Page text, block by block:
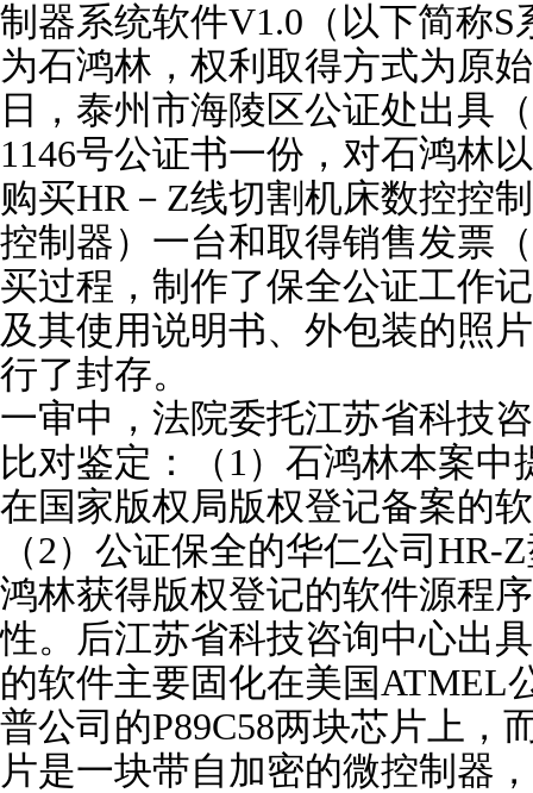
制器系统软件V1.0（以下简称
为石鸿林，权利取得方式为原
日，泰州市海陵区公证处出具
1146号公证书一份，对石鸿林
购买HR－Z线切割机床数控控
控制器）一台和取得销售发票
买过程，制作了保全公证工作
及其使用说明书、外包装的照
行了封存。
一审中，法院委托江苏省科技
比对鉴定：（1）石鸿林本案
在国家版权局版权登记备案的
（2）公证保全的华仁公司HR-
鸿林获得版权登记的软件源程
性。后江苏省科技咨询中心出
的软件主要固化在美国ATMEL
普公司的P89C58两块芯片上，
片是一块带自加密的微控制器